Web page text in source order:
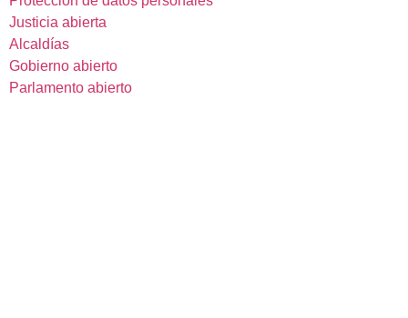
Justicia abierta
Alcaldías
Gobierno abierto
Parlamento abierto